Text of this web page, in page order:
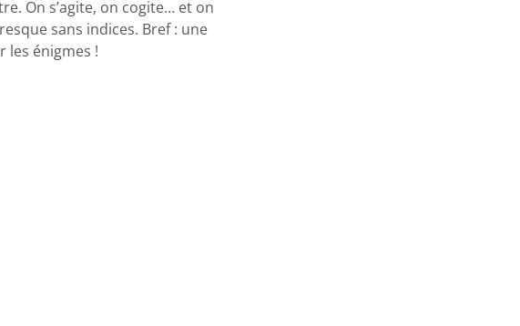
On s’agite, on cogite… et on
sans indices. Bref : une
les énigmes !